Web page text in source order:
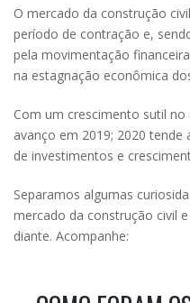
O mercado da construção
período de contração e,
pela movimentação
na estagnação econômica
Com um crescimento sutil
avanço em 2019; 2020
de investimentos e
Separamos algumas
mercado da construção civil
diante. Acompanhe: